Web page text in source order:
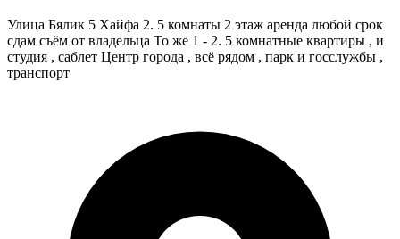
Улица Бялик 5 Хайфа 2. 5 комнаты 2 этаж аренда любой срок
сдам съём от владельца То же 1 - 2. 5 комнатные квартиры , и
студия , саблет Центр города , всё рядом , парк и госслужбы ,
транспорт